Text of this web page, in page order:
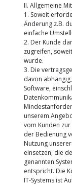
II. Allgemeine
1. Soweit
Änderung z.B.
einfache
2. Der Kunde
zugreifen,
wurde.
3. Die
davon
Software,
unserem
vom Kunden
der Bedienung
Nutzung
einsetzen, die
genannten
entspricht. Die
IT-Systems